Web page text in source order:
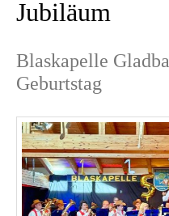
Jubiläum
Blaskapelle
Geburtstag